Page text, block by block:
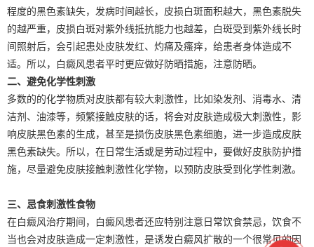
程度的黑色素缺失，发病时间越长，皮损白斑面积越大，黑色素脱失
的越严重，皮损白斑对紫外线抵抗能力也越差，白斑受到紫外线长时
间照射后，会引起患处皮肤发红、灼痛及瘙痒，给患者身体造成不
适。所以，白癜风患者平时更应做好防晒措施，注意防晒。
二、避免化学性刺激
多数的的化学物质对皮肤都有较大刺激性，比如染发剂、消毒水、清
洁剂、油漆等，频繁接触皮肤的话，将会对皮肤造成极大刺激性，影
响皮肤黑色素的生成，甚至是损伤皮肤黑色素细胞，进一步造成皮肤
黑色素缺失。所以，在日常生活或是劳动过程中，要做好皮肤防护措
施，尽量避免皮肤接触刺激性化学物，以预防皮肤受到化学性刺激。
三、忌食刺激性食物
在白癜风治疗期间，白癜风患者还应特别注意日常饮食禁忌，饮食不
当也会对皮肤造成一定刺激性，是诱发白癜风扩散的一个很常见的因